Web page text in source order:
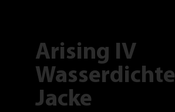
Arising IV
Wasserdichte
Jacke